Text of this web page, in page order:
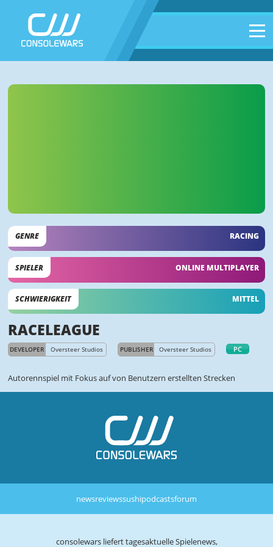
GENRE RACING
SPIELER ONLINE MULTIPLAYER
SCHWIERIGKEIT MITTEL
RACELEAGUE
DEVELOPER Oversteer Studios PUBLISHER Oversteer Studios PC
Autorennspiel mit Fokus auf von Benutzern erstellten Strecken
newsreviewssushipodcastsforum
consolewars liefert tagesaktuelle Spielenews,